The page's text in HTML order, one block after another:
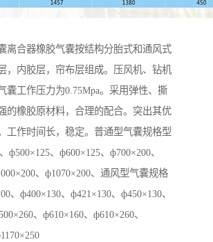
离合器橡胶气囊按结构分胎式和通风式
，内胶层，帘布层组成。压风机、钻机
囊工作压力为0.75Mpa。采用弹性、撕
的橡胶原材料，合理的配合。突出其优
工作时间长，稳定。普通型气囊规格型
ф500×125、ф600×125、ф700×200、
、ф1070×200、通风型气囊规格
、ф400×130、ф421×130、ф450×130、
、ф610×160、ф610×260、